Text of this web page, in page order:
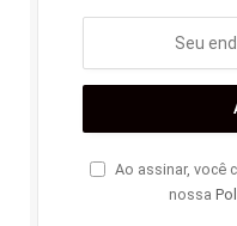
Ao assinar, você
nossa